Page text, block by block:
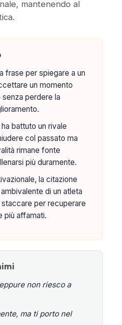
mantenendo al
frase per spiegare a un
un momento
perdere la
battuto un rivale
col passato ma
rimane fonte
più duramente.
la citazione
di un atleta
per recuperare
più affamati.
non riesco a
ma ti porto nel